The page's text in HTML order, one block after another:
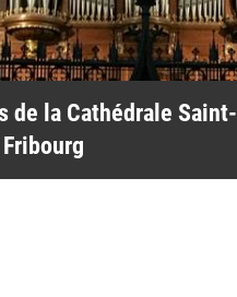
de la Cathédrale Saint-